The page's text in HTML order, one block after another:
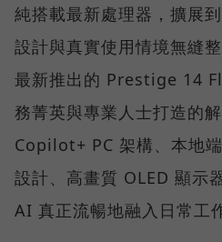
純搭載最新處理器，擴展
設計與真實使用情境無縫
最新推出的 Prestige 14
務菁英與專業人士打造的
Copilot+ PC 架構、本地
設計、高畫質 OLED 顯示
AI 真正流暢地融入日常工